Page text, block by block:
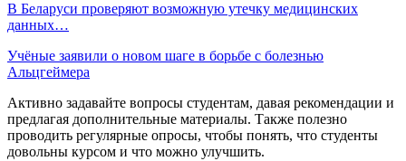
В Беларуси проверяют возможную утечку медицинских
данных…
Учёные заявили о новом шаге в борьбе с болезнью
Альцгеймера
Активно задавайте вопросы студентам, давая рекомендации и
предлагая дополнительные материалы. Также полезно
проводить регулярные опросы, чтобы понять, что студенты
довольны курсом и что можно улучшить.